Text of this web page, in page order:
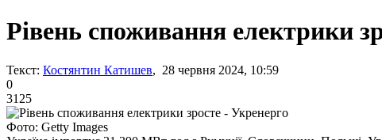
Рівень споживання електрики
Текст: Костянтин Катишев, 28 червня 2024, 10:59
0
3125
Фото: Getty Images